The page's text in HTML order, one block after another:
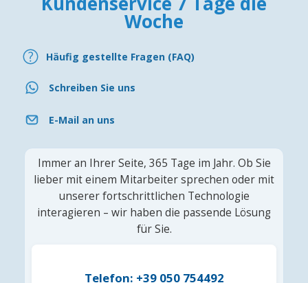
Woche
Häufig gestellte Fragen (FAQ)
Schreiben Sie uns
E-Mail an uns
Immer an Ihrer Seite, 365 Tage im Jahr. Ob Sie
lieber mit einem Mitarbeiter sprechen oder mit
unserer fortschrittlichen Technologie
interagieren – wir haben die passende Lösung
für Sie.
Telefon: +39 050 754492